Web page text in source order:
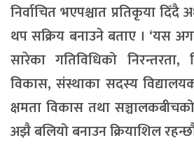
निर्वाचित भएपश्चात प्रतिकृया दिँदै
थप सक्रिय बनाउने बताए । ‘यस
सारेका गतिविधिको निरन्तरता,
विकास, संस्थाका सदस्य
क्षमता विकास तथा
अझै बलियो बनाउन क्रियाशिल